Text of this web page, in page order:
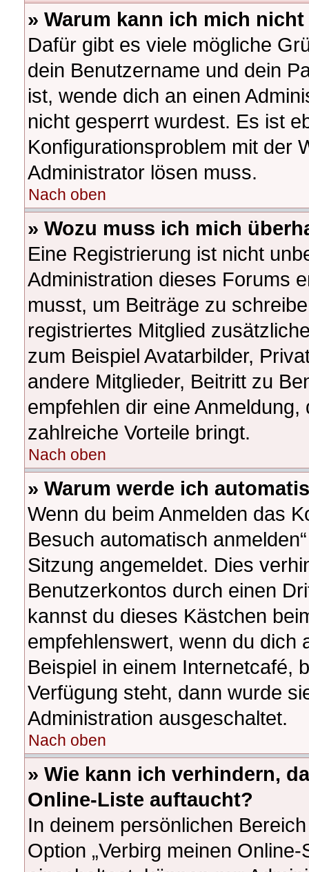
» Warum kann ich mich
Dafür gibt es viele mögliche
dein Benutzername und dein
ist, wende dich an einen
nicht gesperrt wurdest. Es ist
Konfigurationsproblem mit der
Administrator lösen muss.
Nach oben
» Wozu muss ich mich
Eine Registrierung ist nicht
Administration dieses Forums
musst, um Beiträge zu
registriertes Mitglied
zum Beispiel Avatarbilder,
andere Mitglieder, Beitritt zu
empfehlen dir eine
zahlreiche Vorteile bringt.
Nach oben
» Warum werde ich
Wenn du beim Anmelden das
Besuch automatisch
Sitzung angemeldet. Dies
Benutzerkontos durch einen
kannst du dieses Kästchen
empfehlenswert, wenn du dich
Beispiel in einem Internetcafé,
Verfügung steht, dann wurde
Administration ausgeschaltet.
Nach oben
» Wie kann ich verhindern,
Online-Liste auftaucht?
In deinem persönlichen
Option „Verbirg meinen